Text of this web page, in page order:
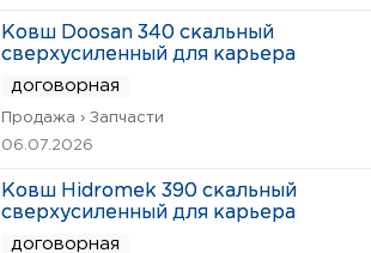
Ковш Doosan 340 скальный
сверхусиленный для карьера
договорная
Продажа › Запчасти
06.07.2026
Ковш Hidromek 390 скальный
сверхусиленный для карьера
договорная